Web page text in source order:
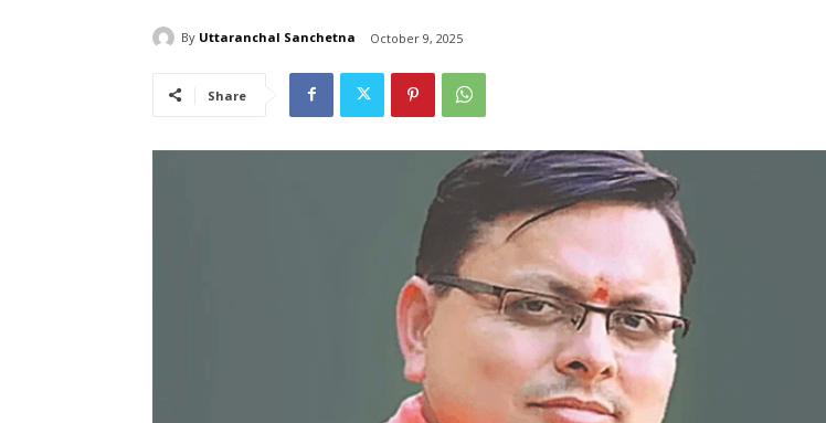
By Uttaranchal Sanchetna October 9, 2025
Share